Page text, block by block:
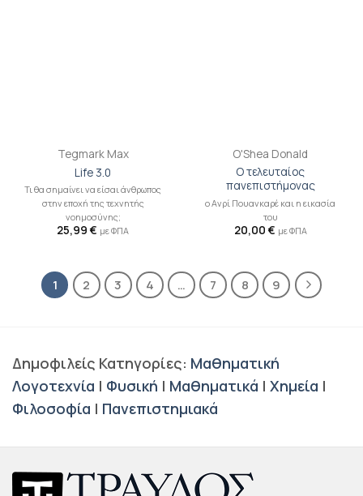
Tegmark Max
Life 3.0
Τι θα σημαίνει να είσαι άνθρωπος
στην εποχή της τεχνητής
νοημοσύνης;
25,99 € με ΦΠΑ
O'Shea Donald
Ο τελευταίος
πανεπιστήμονας
ο Ανρί Πουανκαρέ και η εικασία
του
20,00 € με ΦΠΑ
1 2 3 4 … 7 8 9
Δημοφιλείς Κατηγορίες: Μαθηματική
Λογοτεχνία | Φυσική | Μαθηματικά | Χημεία |
Φιλοσοφία | Πανεπιστημιακά